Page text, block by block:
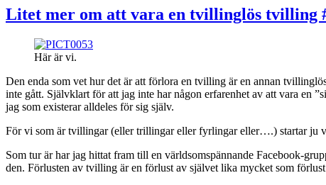
Litet mer om att vara en tvillinglös tvilling
Här är vi.
Den enda som vet hur det är att förlora en tvilling är en annan
inte gått. Självklart för att jag inte har någon erfarenhet av att vara en
jag som existerar alldeles för sig själv.
För vi som är tvillingar (eller trillingar eller fyrlingar eller….) startar ju
Som tur är har jag hittat fram till en världsomspännande Facebook-
den. Förlusten av tvilling är en förlust av självet lika mycket som